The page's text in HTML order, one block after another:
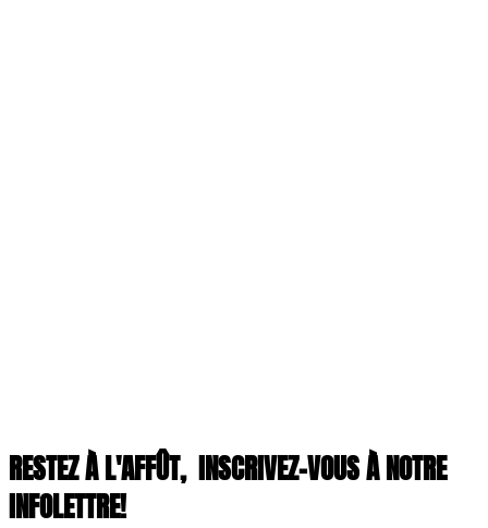
RESTEZ À L'AFFÛT, INSCRIVEZ-VOUS À NOTRE
INFOLETTRE!